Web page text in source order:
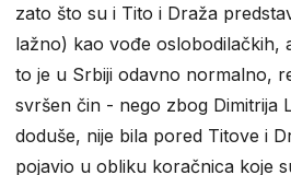
zato što su i Tito i Draža
lažno) kao vođe oslobodilačkih,
to je u Srbiji odavno normalno,
svršen čin - nego zbog Dimitrija
doduše, nije bila pored Titove i
pojavio u obliku koračnica koje